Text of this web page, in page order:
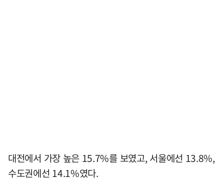
대전에서 가장 높은 15.7%를 보였고, 서울에선 13.8%,
수도권에선 14.1%였다.